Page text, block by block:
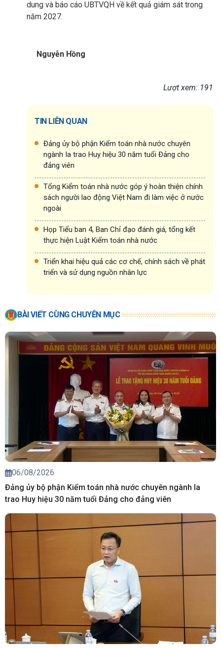
dung và báo cáo UBTVQH về kết quả giám sát trong
năm 2027.
Nguyễn Hồng
Lượt xem: 191
TIN LIÊN QUAN
Đảng ủy bộ phận Kiểm toán nhà nước chuyên
ngành Ia trao Huy hiệu 30 năm tuổi Đảng cho
đảng viên
Tổng Kiểm toán nhà nước góp ý hoàn thiện chính
sách người lao động Việt Nam đi làm việc ở nước
ngoài
Họp Tiểu ban 4, Ban Chỉ đạo đánh giá, tổng kết
thực hiện Luật Kiểm toán nhà nước
Triển khai hiệu quả các cơ chế, chính sách về phát
triển và sử dụng nguồn nhân lực
BÀI VIẾT CÙNG CHUYÊN MỤC
06/08/2026
Đảng ủy bộ phận Kiểm toán nhà nước chuyên ngành Ia
trao Huy hiệu 30 năm tuổi Đảng cho đảng viên